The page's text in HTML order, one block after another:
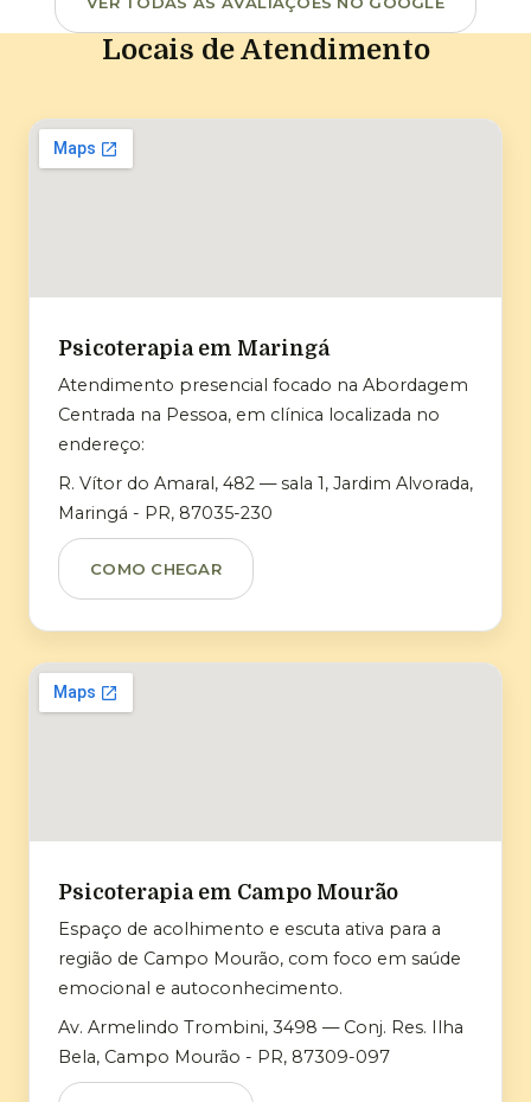
Locais de Atendimento
Psicoterapia em Maringá
Atendimento presencial focado na Abordagem
Centrada na Pessoa, em clínica localizada no
endereço:
R. Vítor do Amaral, 482 — sala 1, Jardim Alvorada,
Maringá - PR, 87035-230
COMO CHEGAR
Psicoterapia em Campo Mourão
Espaço de acolhimento e escuta ativa para a
região de Campo Mourão, com foco em saúde
emocional e autoconhecimento.
Av. Armelindo Trombini, 3498 — Conj. Res. Ilha
Bela, Campo Mourão - PR, 87309-097